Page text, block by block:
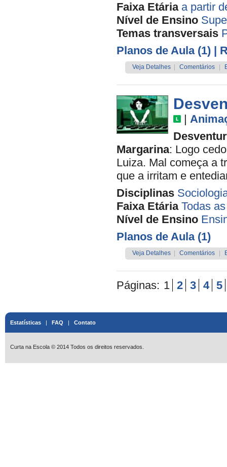
Faixa Etária a partir
Nível de Ensino
Temas transversais
Planos de Aula (1) |
Veja Detalhes Comentários
|
Margarina: Logo
Luiza. Mal começa a
que a irritam e
Disciplinas
Faixa Etária Todas
Nível de Ensino
Planos de Aula (1)
Veja Detalhes Comentários
Páginas: 1 2 3 4 5
Estatísticas | FAQ | Contato
Curta na Escola © 2014 Todos os direitos reservados.